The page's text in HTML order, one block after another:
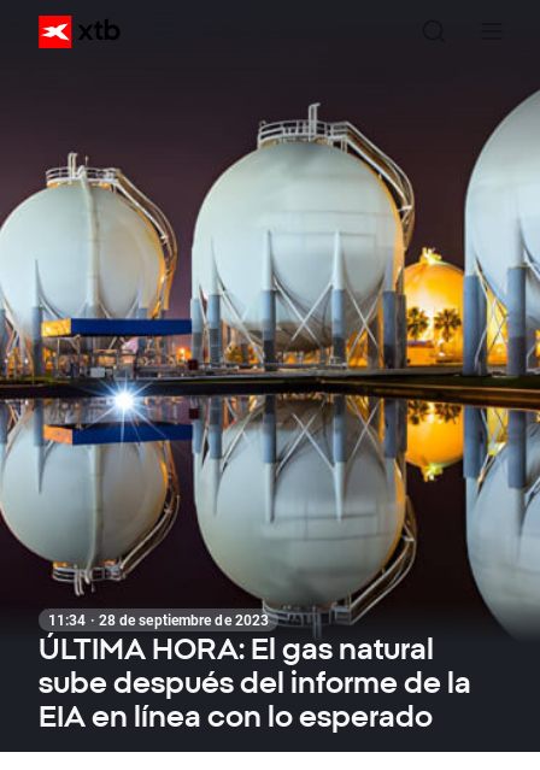
11:34 · 28 de septiembre de 2023
ÚLTIMA HORA: El gas natural
sube después del informe de la
EIA en línea con lo esperado